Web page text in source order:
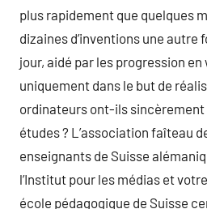
plus rapidement que quelques
dizaines d’inventions une autre
jour, aidé par les progression
uniquement dans le but de
ordinateurs ont-ils sincèrement
études ? L’association faîteau
enseignants de Suisse
l’Institut pour les médias et
école pédagogique de Suisse